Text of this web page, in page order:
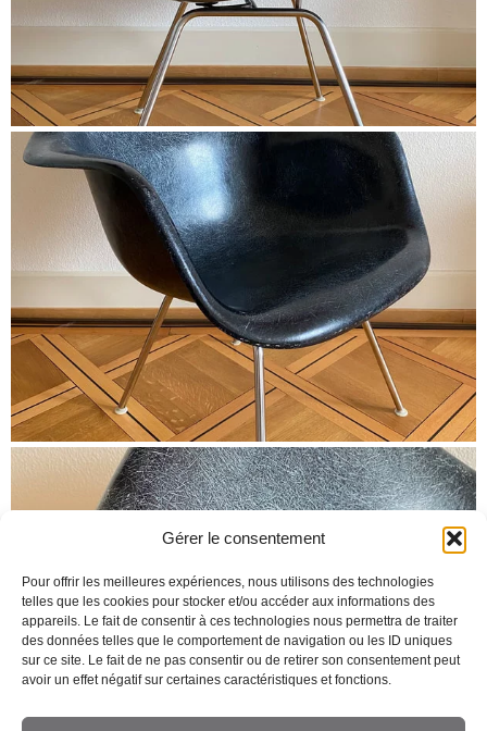
Gérer le consentement
Pour offrir les meilleures expériences, nous utilisons des technologies
telles que les cookies pour stocker et/ou accéder aux informations des
appareils. Le fait de consentir à ces technologies nous permettra de traiter
des données telles que le comportement de navigation ou les ID uniques
sur ce site. Le fait de ne pas consentir ou de retirer son consentement peut
avoir un effet négatif sur certaines caractéristiques et fonctions.